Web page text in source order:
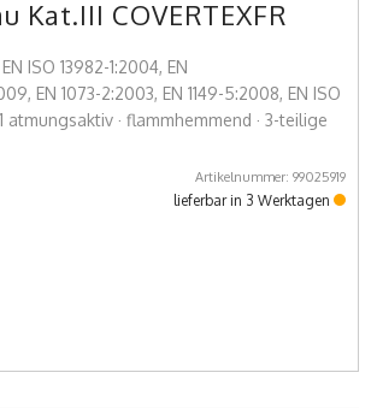
Kat.III COVERTEXFR
ISO 13982-1:2004, EN
EN 1073-2:2003, EN 1149-5:2008, EN ISO
atmungsaktiv · flammhemmend · 3-teilige
Artikelnummer: 99025919
lieferbar in 3 Werktagen